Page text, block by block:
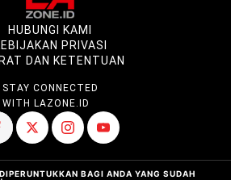
HUBUNGI KAMI
PRIVASI
DAN KETENTUAN
STAY CONNECTED
WITH LAZONE.ID
BAGI ANDA YANG SUDAH